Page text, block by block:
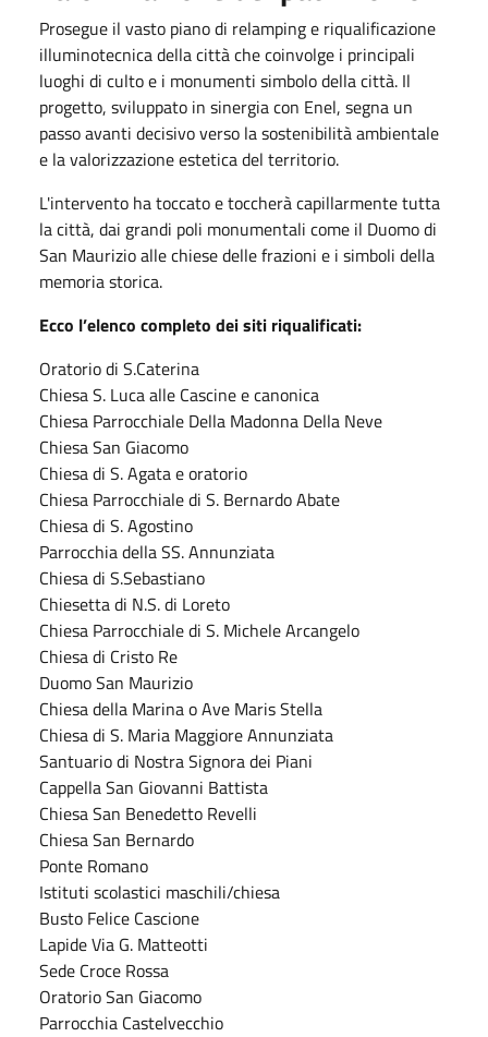
Prosegue il vasto piano di relamping e riqualificazione
illuminotecnica della città che coinvolge i principali
luoghi di culto e i monumenti simbolo della città. Il
progetto, sviluppato in sinergia con Enel, segna un
passo avanti decisivo verso la sostenibilità ambientale
e la valorizzazione estetica del territorio.
L'intervento ha toccato e toccherà capillarmente tutta
la città, dai grandi poli monumentali come il Duomo di
San Maurizio alle chiese delle frazioni e i simboli della
memoria storica.
Ecco l’elenco completo dei siti riqualificati:
Oratorio di S.Caterina
Chiesa S. Luca alle Cascine e canonica
Chiesa Parrocchiale Della Madonna Della Neve
Chiesa San Giacomo
Chiesa di S. Agata e oratorio
Chiesa Parrocchiale di S. Bernardo Abate
Chiesa di S. Agostino
Parrocchia della SS. Annunziata
Chiesa di S.Sebastiano
Chiesetta di N.S. di Loreto
Chiesa Parrocchiale di S. Michele Arcangelo
Chiesa di Cristo Re
Duomo San Maurizio
Chiesa della Marina o Ave Maris Stella
Chiesa di S. Maria Maggiore Annunziata
Santuario di Nostra Signora dei Piani
Cappella San Giovanni Battista
Chiesa San Benedetto Revelli
Chiesa San Bernardo
Ponte Romano
Istituti scolastici maschili/chiesa
Busto Felice Cascione
Lapide Via G. Matteotti
Sede Croce Rossa
Oratorio San Giacomo
Parrocchia Castelvecchio